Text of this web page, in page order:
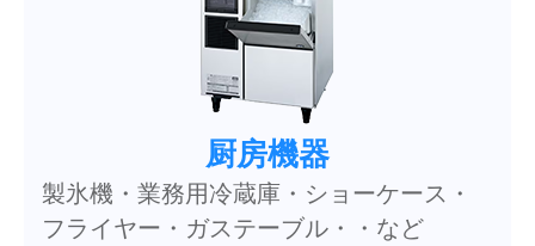
厨房機器
製氷機・業務用冷蔵庫・ショーケース・
フライヤー・ガステーブル・・など